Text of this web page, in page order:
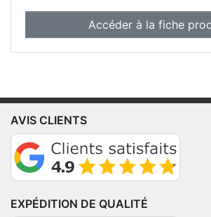
Accéder à la fiche
AVIS CLIENTS
EXPÉDITION DE QUALITÉ